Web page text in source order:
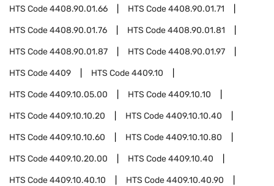
HTS Code4408.90.01.66 HTS Code4408.90.01.71
HTS Code4408.90.01.76 HTS Code4408.90.01.81
HTS Code4408.90.01.87 HTS Code4408.90.01.97
HTS Code4409 HTS Code4409.10
HTS Code4409.10.05.00 HTS Code4409.10.10
HTS Code4409.10.10.20 HTS Code4409.10.10.40
HTS Code4409.10.10.60 HTS Code4409.10.10.80
HTS Code4409.10.20.00 HTS Code4409.10.40
HTS Code4409.10.40.10 HTS Code4409.10.40.90